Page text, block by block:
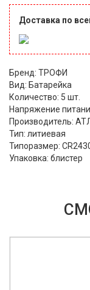
Доставка по
Бренд: ТРОФИ
Вид: Батарейка
Количество: 5 шт.
Напряжение
Производитель:
Тип: литиевая
Типоразмер:
Упаковка: блистер